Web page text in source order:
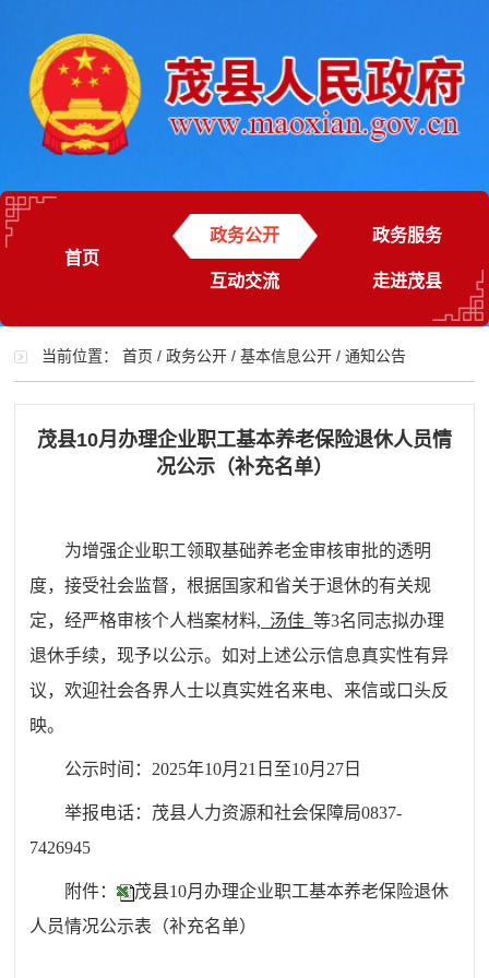
首页
政务公开 政务服务
互动交流 走进茂县
当前位置：首页 /政务公开 /基本信息公开 /通知公告
茂县10月办理企业职工基本养老保险退休人员情
况公示（补充名单）
为增强企业职工领取基础养老金审核审批的透明
度，接受社会监督，根据国家和省关于退休的有关规
定，经严格审核个人档案材料, 汤佳 等3名 同志拟办理
退休手续，现予以公示。如对上述公示信息真实性有异
议，欢迎社会各界人士以真实姓名来电、来信或口头反
映。
公示时间： 2025年10月 21 日至10月 27 日
举报电话：茂县人力资源和社会保障局0837-
7426945
附件：
茂县10月办理企业职工基本养老保险退休
人员情况公示表（补充名单）